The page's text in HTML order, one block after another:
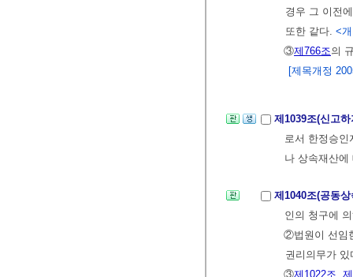
경우 그 이전
또한 같다. <
③제766조의
[제목개정
제1039조(신고
로서 한정승
나 상속재산
제1040조(공동
인의 청구에
②법원이 선임
권리의무가 있
③제1022조